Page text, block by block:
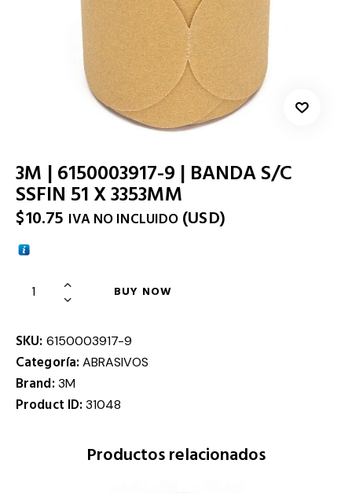
3M | 6150003917-9 | BANDA S/C
SSFIN 51 X 3353MM
$10.75 IVA NO INCLUIDO (USD)
BUY NOW
SKU: 6150003917-9
Categoría:ABRASIVOS
Brand: 3M
Product ID:31048
Productos relacionados